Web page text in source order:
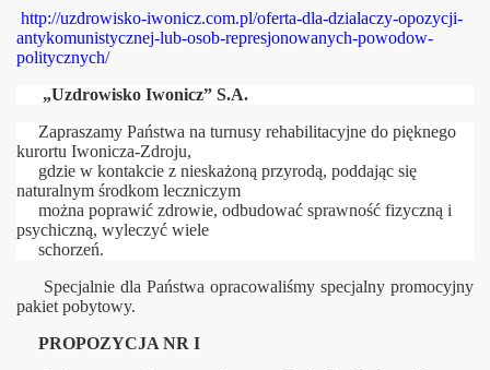
http://uzdrowisko-iwonicz.com.pl/oferta-dla-dzialaczy-opozycji-
antykomunistycznej-lub-osob-represjonowanych-powodow-
politycznych/
„Uzdrowisko Iwonicz” S.A.
Zapraszamy Państwa na turnusy rehabilitacyjne do pięknego
kurortu Iwonicza-Zdroju,
gdzie w kontakcie z nieskażoną przyrodą, poddając się
naturalnym środkom leczniczym
można poprawić zdrowie, odbudować sprawność fizyczną i
psychiczną, wyleczyć wiele
schorzeń.
Specjalnie dla Państwa opracowaliśmy specjalny promocyjny
pakiet pobytowy.
PROPOZYCJA NR I